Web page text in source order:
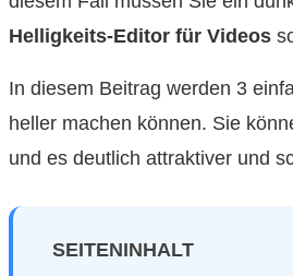
Helligkeits-Editor für Videos
In diesem Beitrag werden 3
heller machen können. Sie
und es deutlich attraktiver und
SEITENINHALT